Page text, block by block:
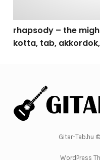
rhapsody – the
kotta, tab,
Gitar-Tab.hu
WordPress